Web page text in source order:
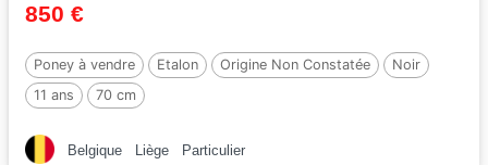
850 €
Poney à vendre Etalon Origine Non Constatée
Noir
11 ans
70 cm
Belgique Liège Particulier